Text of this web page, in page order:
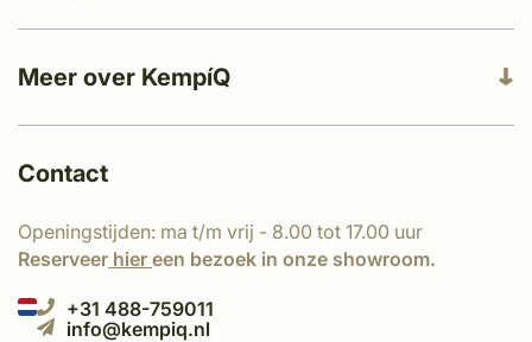
Meer over KempíQ
Contact
Openingstijden: ma t/m vrij - 8.00 tot 17.00 uur
Reserveer hier een bezoek in onze showroom.
+31 488-759011
info@kempiq.nl